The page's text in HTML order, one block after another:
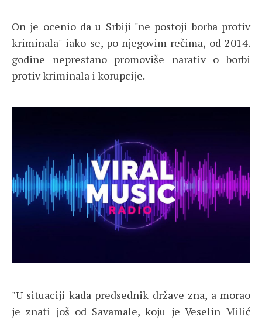
On je ocenio da u Srbiji "ne postoji borba protiv
kriminala" iako se, po njegovim rečima, od 2014.
godine neprestano promoviše narativ o borbi
protiv kriminala i korupcije.
"U situaciji kada predsednik države zna, a morao
je znati još od Savamale, koju je Veselin Milić